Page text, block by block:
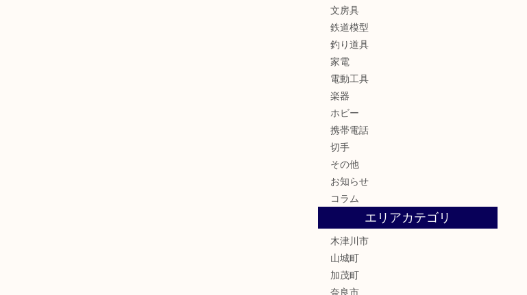
文房具
鉄道模型
釣り道具
家電
電動工具
楽器
ホビー
携帯電話
切手
その他
お知らせ
コラム
エリアカテゴリ
木津川市
山城町
加茂町
奈良市